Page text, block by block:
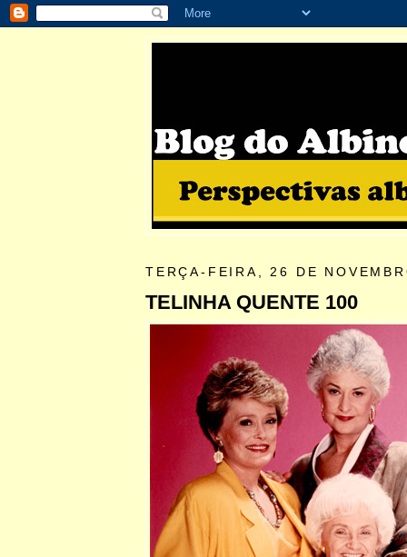
TERÇA-FEIRA, 26 DE
TELINHA QUENTE 100